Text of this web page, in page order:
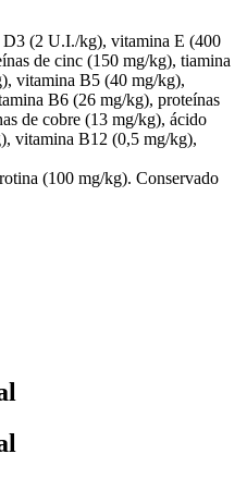
(2 U.I./kg), vitamina E (400
de cinc (150 mg/kg), tiamina
vitamina B5 (40 mg/kg),
B6 (26 mg/kg), proteínas
de cobre (13 mg/kg), ácido
vitamina B12 (0,5 mg/kg),
(100 mg/kg). Conservado